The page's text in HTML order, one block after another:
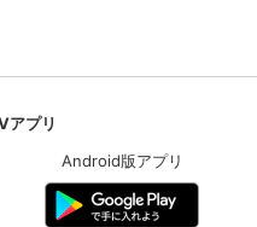
アプリ
Android版アプリ